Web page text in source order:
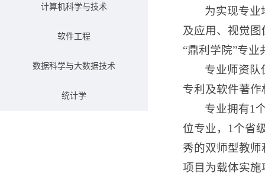
计算机科学与技术
软件工程
数据科学与大数据技术
统计学
为实现专业
及应用、视觉
“鼎利学院”专
专业师资队
专利及软件著
专业拥有1
位专业，1个省
秀的双师型教
项目为载体实